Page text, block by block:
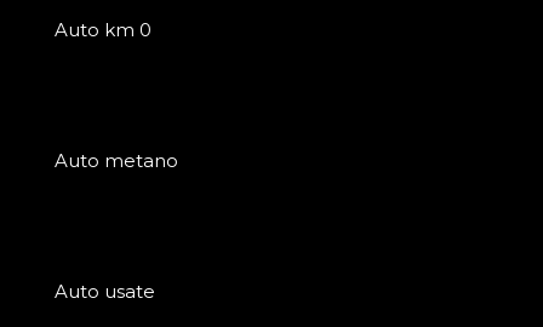
Auto km 0
Auto metano
Auto usate